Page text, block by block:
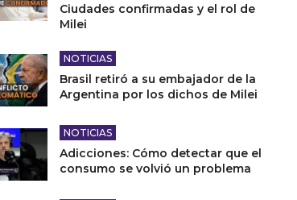
Ciudades confirmadas y el rol de
Milei
NOTICIAS
Brasil retiró a su embajador de la
Argentina por los dichos de Milei
NOTICIAS
Adicciones: Cómo detectar que el
consumo se volvió un problema